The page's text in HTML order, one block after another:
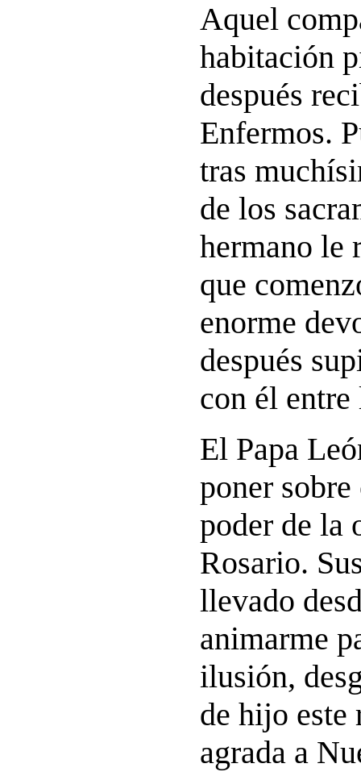
Aquel
habitación
después
Enfermos.
tras
de los
hermano le
que
enorme
después
con él entre
El Papa
poner
poder de la
Rosario.
llevado
animarme
ilusión,
de hijo este
agrada a